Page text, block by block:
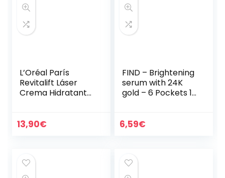
L’Oréal París
Revitalift Láser
Crema Hidratante
Eficacia, con Pro-
13,90€
FIND – Brightening
serum with 24K
gold – 6 Pockets 15
6,59€